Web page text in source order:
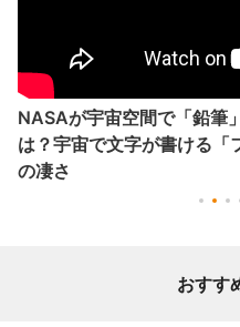
NASAが宇宙空間で「鉛筆
は？宇宙で文字が書ける「
の凄さ
おすす